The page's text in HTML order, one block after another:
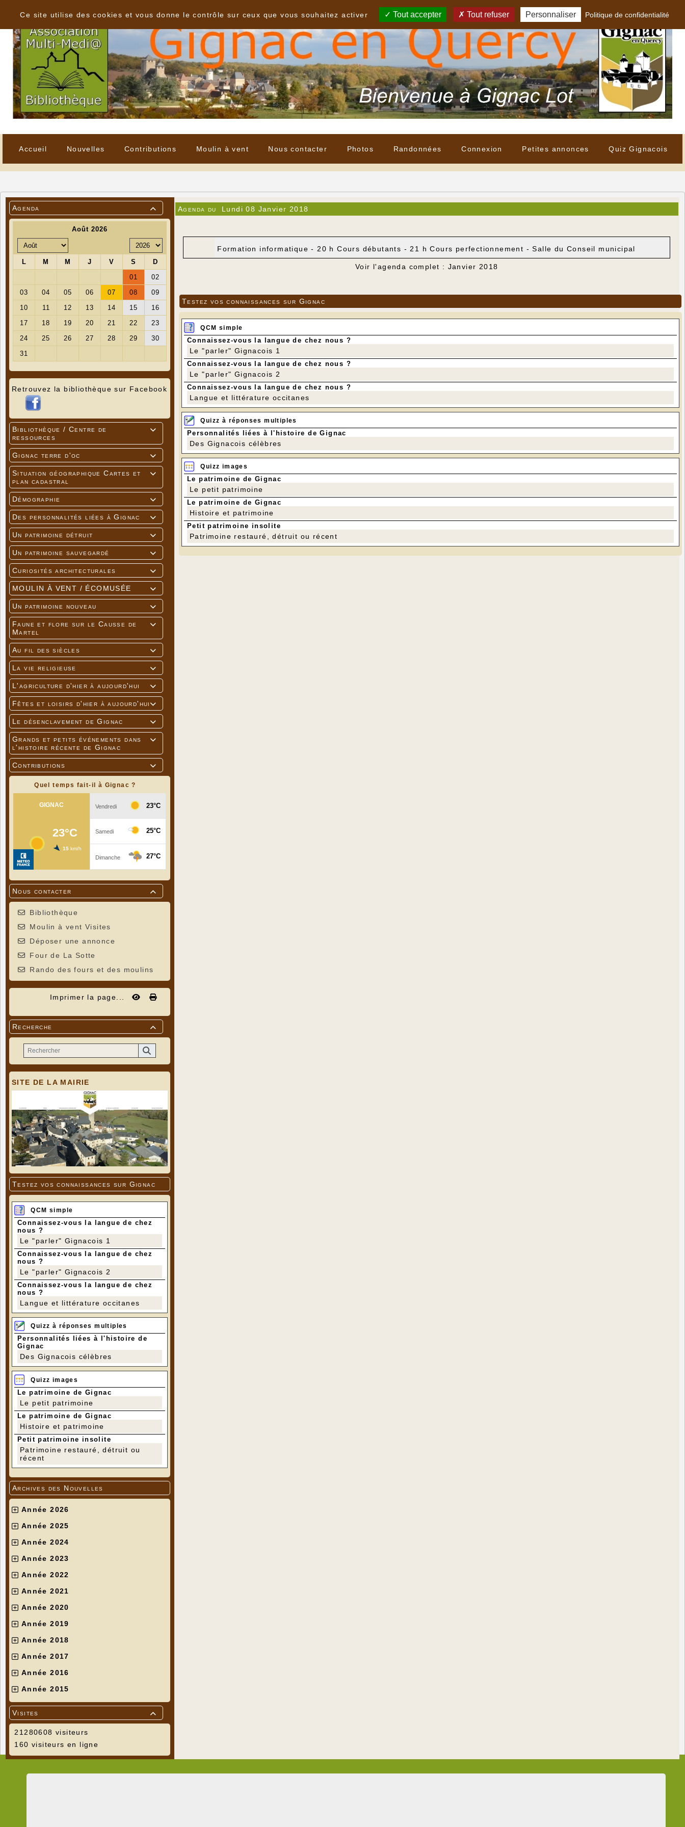
Accueil Nouvelles Contributions Moulin à vent Nous contacter Photos Randonnées Connexion Petites annonces Quiz Gignacois

Agenda
Retrouvez la bibliothèque sur Facebook

Bibliothèque / Centre de
ressources

Gignac terre d'oc

Situation géographique Cartes et
plan cadastral

Démographie

Des personnalités liées à Gignac

Un patrimoine détruit

Un patrimoine sauvegardé

Curiosités architecturales

MOULIN À VENT / ÉCOMUSÉE

Un patrimoine nouveau

Faune et flore sur le Causse de
Martel

Au fil des siècles

La vie religieuse

L'agriculture d'hier à aujourd'hui

Fêtes et loisirs d'hier à aujourd'hui

Le désenclavement de Gignac

Grands et petits événements dans
l'histoire récente de Gignac

Contributions
Quel temps fait-il à Gignac ?

Nous contacter
Bibliothèque
Moulin à vent Visites
Déposer une annonce
Four de La Sotte
Rando des fours et des moulins
Imprimer la page...

Recherche
SITE DE LA MAIRIE
Testez vos connaissances sur Gignac
QCM simple
Connaissez-vous la langue de chez
nous ?
Le "parler" Gignacois 1
Connaissez-vous la langue de chez
nous ?
Le "parler" Gignacois 2
Connaissez-vous la langue de chez
nous ?
Langue et littérature occitanes
Quizz à réponses multiples
Personnalités liées à l'histoire de
Gignac
Des Gignacois célèbres
Quizz images
Le patrimoine de Gignac
Le petit patrimoine
Le patrimoine de Gignac
Histoire et patrimoine
Petit patrimoine insolite
Patrimoine restauré, détruit ou
récent
Archives des Nouvelles
Année 2026
Année 2025
Année 2024
Année 2023
Année 2022
Année 2021
Année 2020
Année 2019
Année 2018
Année 2017
Année 2016
Année 2015

Visites
21280608 visiteurs
160 visiteurs en ligne
Agenda du Lundi 08 Janvier 2018
Formation informatique - 20 h Cours débutants - 21 h Cours perfectionnement - Salle du Conseil municipal
Voir l'agenda complet : Janvier 2018
Testez vos connaissances sur Gignac
QCM simple
Connaissez-vous la langue de chez nous ?
Le "parler" Gignacois 1
Connaissez-vous la langue de chez nous ?
Le "parler" Gignacois 2
Connaissez-vous la langue de chez nous ?
Langue et littérature occitanes
Quizz à réponses multiples
Personnalités liées à l'histoire de Gignac
Des Gignacois célèbres
Quizz images
Le patrimoine de Gignac
Le petit patrimoine
Le patrimoine de Gignac
Histoire et patrimoine
Petit patrimoine insolite
Patrimoine restauré, détruit ou récent
Ce site utilise des cookies et vous donne le contrôle sur ceux que vous souhaitez activer
Tout accepter Tout refuser Personnaliser Politique de confidentialité